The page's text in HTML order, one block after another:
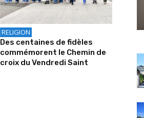
RELIGION
Des centaines de fidèles
commémorent le Chemin de
croix du Vendredi Saint